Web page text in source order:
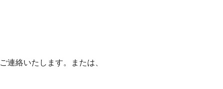
絡いたします。 または、